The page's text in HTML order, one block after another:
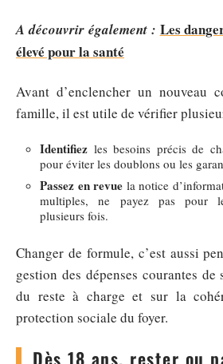
A découvrir également : Les
élevé pour la santé
Avant d’enclencher un nouveau
famille, il est utile de vérifier
Identifiez les besoins précis de
pour éviter les doublons ou les
Passez en revue la notice
multiples, ne payez pas pour
plusieurs fois.
Changer de formule, c’est aussi
gestion des dépenses courantes
du reste à charge et sur la
protection sociale du foyer.
Dès 18 ans, rester ou